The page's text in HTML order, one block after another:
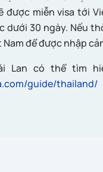
được miễn visa tới
dưới 30 ngày. Nếu
Nam để được nhập
Lan có thể tìm
guide/thailand/